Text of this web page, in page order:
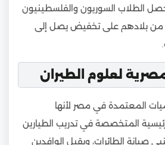
الطلاب السوريون والفلسطينيون
من بلادهم على تخفيض يصل إلى
لعلوم الطيران
المعتمدة في مصر لأنها
المتخصصة في تدريب الطيارين
صيانة الطائرات، ويقبل الوافدين